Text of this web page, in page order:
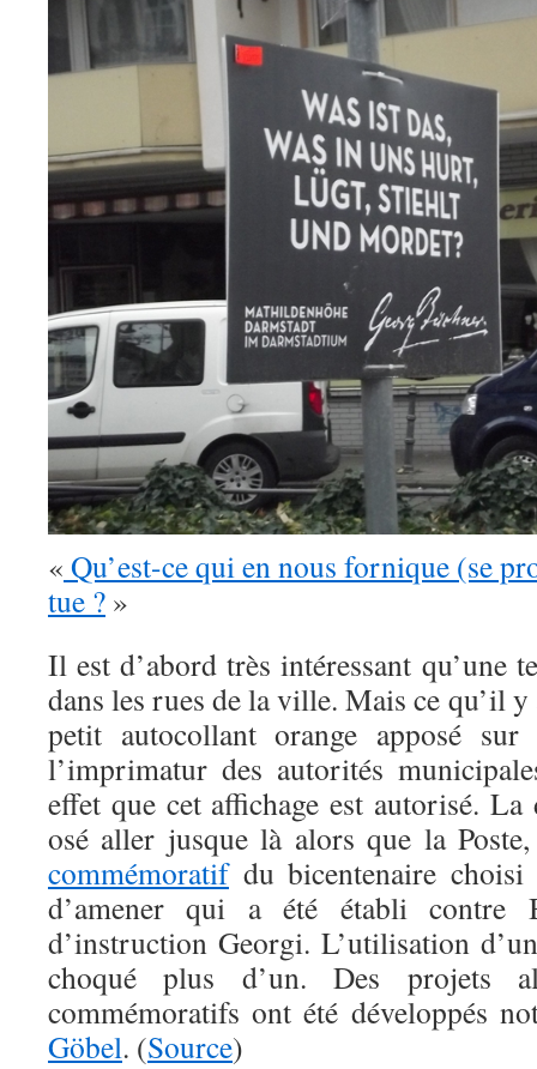
« Qu’est-ce qui en nous fornique (se
tue ? »
Il est d’abord très intéressant qu’une
dans les rues de la ville. Mais ce qu’il y
petit autocollant orange apposé
l’imprimatur des autorités
effet que cet affichage est autorisé. La
osé aller jusque là alors que la
commémoratifdu bicentenaire
d’amener qui a été établi contre
d’instruction Georgi. L’utilisation
choqué plus d’un. Des projets
commémoratifs ont été développés
Göbel. (Source)